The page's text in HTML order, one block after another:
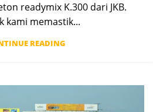
readymix K.300 dari JKB.
kami memastik...
READING